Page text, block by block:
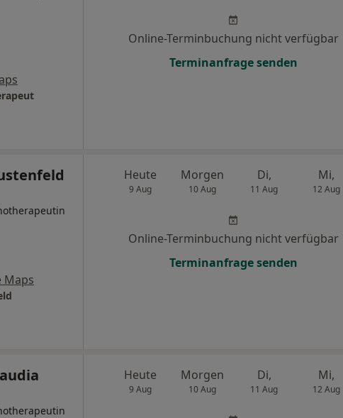
Online-Terminbuchung nicht verfügbar
Terminanfrage senden
Maps
Heute
9 Aug
Morgen
10 Aug
Di,
11 Aug
Mi,
12 Aug
Online-Terminbuchung nicht verfügbar
Terminanfrage senden
Heute
9 Aug
Morgen
10 Aug
Di,
11 Aug
Mi,
12 Aug